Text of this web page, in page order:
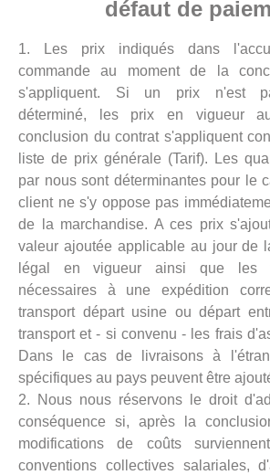
défaut de
1. Les prix indiqués dans
commande au moment de la
s'appliquent. Si un prix n'est
déterminé, les prix en vigueur
conclusion du contrat s'appliquent
liste de prix générale (Tarif). Les
par nous sont déterminantes pour le
client ne s'y oppose pas
de la marchandise. A ces prix
valeur ajoutée applicable au jour de
légal en vigueur ainsi que les
nécessaires à une expédition
transport départ usine ou départ
transport et - si convenu - les frais
Dans le cas de livraisons à
spécifiques au pays peuvent être
2. Nous nous réservons le droit
conséquence si, après la
modifications de coûts
conventions collectives salariales,